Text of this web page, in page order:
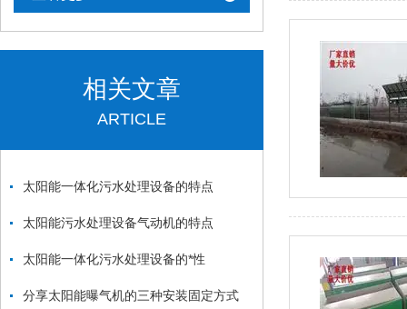
相关文章
ARTICLE
太阳能一体化污水处理设备的特点
太阳能污水处理设备气动机的特点
太阳能一体化污水处理设备的*性
分享太阳能曝气机的三种安装固定方式